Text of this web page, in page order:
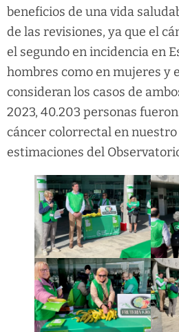
beneficios de una vida
de las revisiones, ya que el
el segundo en incidencia en
hombres como en mujeres y
consideran los casos de
2023, 40.203 personas
cáncer colorrectal en
estimaciones del